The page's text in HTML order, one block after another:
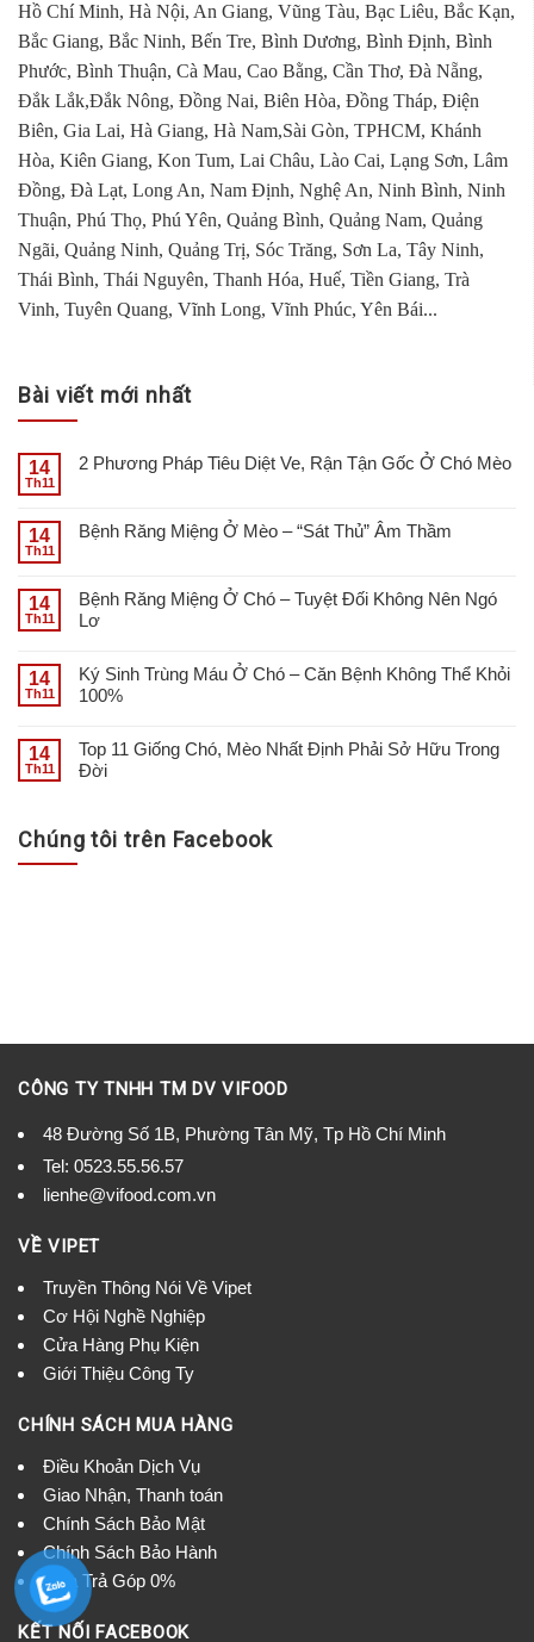
Hồ Chí Minh, Hà Nội, An Giang, Vũng Tàu, Bạc Liêu, Bắc Kạn,
Bắc Giang, Bắc Ninh, Bến Tre, Bình Dương, Bình Định, Bình
Phước, Bình Thuận, Cà Mau, Cao Bằng, Cần Thơ, Đà Nẵng,
Đắk Lắk,Đắk Nông, Đồng Nai, Biên Hòa, Đồng Tháp, Điện
Biên, Gia Lai, Hà Giang, Hà Nam,Sài Gòn, TPHCM, Khánh
Hòa, Kiên Giang, Kon Tum, Lai Châu, Lào Cai, Lạng Sơn, Lâm
Đồng, Đà Lạt, Long An, Nam Định, Nghệ An, Ninh Bình, Ninh
Thuận, Phú Thọ, Phú Yên, Quảng Bình, Quảng Nam, Quảng
Ngãi, Quảng Ninh, Quảng Trị, Sóc Trăng, Sơn La, Tây Ninh,
Thái Bình, Thái Nguyên, Thanh Hóa, Huế, Tiền Giang, Trà
Vinh, Tuyên Quang, Vĩnh Long, Vĩnh Phúc, Yên Bái...
Bài viết mới nhất
14
Th11
2 Phương Pháp Tiêu Diệt Ve, Rận Tận Gốc Ở Chó Mèo
14
Th11
Bệnh Răng Miệng Ở Mèo – “Sát Thủ” Âm Thầm
14
Th11
Bệnh Răng Miệng Ở Chó – Tuyệt Đối Không Nên Ngó
Lơ
14
Th11
Ký Sinh Trùng Máu Ở Chó – Căn Bệnh Không Thể Khỏi
100%
14
Th11
Top 11 Giống Chó, Mèo Nhất Định Phải Sở Hữu Trong
Đời
Chúng tôi trên Facebook
CÔNG TY TNHH TM DV VIFOOD
48 Đường Số 1B, Phường Tân Mỹ, Tp Hồ Chí Minh
Tel: 0523.55.56.57
lienhe@vifood.com.vn
VỀ VIPET
Truyền Thông Nói Về Vipet
Cơ Hội Nghề Nghiệp
Cửa Hàng Phụ Kiện
Giới Thiệu Công Ty
CHÍNH SÁCH MUA HÀNG
Điều Khoản Dịch Vụ
Giao Nhận, Thanh toán
Chính Sách Bảo Mật
Chính Sách Bảo Hành
Mua Trả Góp 0%
KẾT NỐI FACEBOOK